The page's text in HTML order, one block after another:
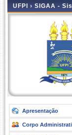
UFPI › SIGAA -
Apresentação
Corpo